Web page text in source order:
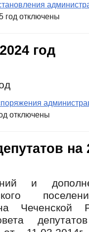
год отключены
год
отключены
на
и
Чеченской
депутатов